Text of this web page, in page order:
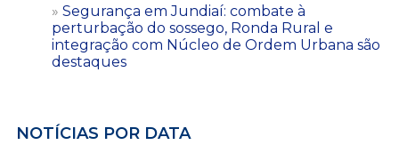
Segurança em Jundiaí: combate à
perturbação do sossego, Ronda Rural e
integração com Núcleo de Ordem Urbana são
destaques
NOTÍCIAS POR DATA